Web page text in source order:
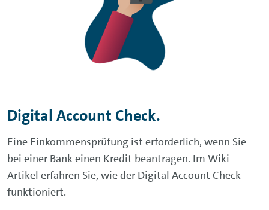
Digital Account Check.
Eine Einkommensprüfung ist erforderlich, wenn Sie
bei einer Bank einen Kredit beantragen. Im Wiki-
Artikel erfahren Sie, wie der Digital Account Check
funktioniert.